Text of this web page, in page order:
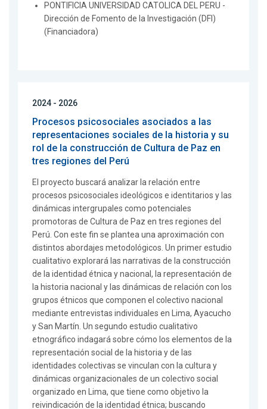
PONTIFICIA UNIVERSIDAD CATOLICA DEL PERU -
Dirección de Fomento de la Investigación (DFI)
(Financiadora)
2024 - 2026
Procesos psicosociales asociados a las
representaciones sociales de la historia y su
rol de la construcción de Cultura de Paz en
tres regiones del Perú
El proyecto buscará analizar la relación entre
procesos psicosociales ideológicos e identitarios y las
dinámicas intergrupales como potenciales
promotoras de Cultura de Paz en tres regiones del
Perú. Con este fin se plantea una aproximación con
distintos abordajes metodológicos. Un primer estudio
cualitativo explorará las narrativas de la construcción
de la identidad étnica y nacional, la representación de
la historia nacional y las dinámicas de relación con los
grupos étnicos que componen el colectivo nacional
mediante entrevistas individuales en Lima, Ayacucho
y San Martín. Un segundo estudio cualitativo
etnográfico indagará sobre cómo los elementos de la
representación social de la historia y de las
identidades colectivas se vinculan con la cultura y
dinámicas organizacionales de un colectivo social
organizado en Lima, que tiene como objetivo la
reivindicación de la identidad étnica; buscando